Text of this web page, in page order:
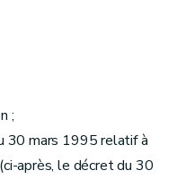
;
30 mars 1995 relatif à
après, le décret du 30